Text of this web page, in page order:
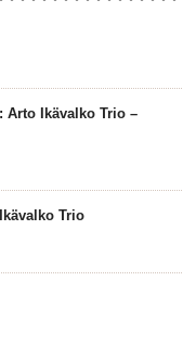
Arto Ikävalko Trio –
Trio